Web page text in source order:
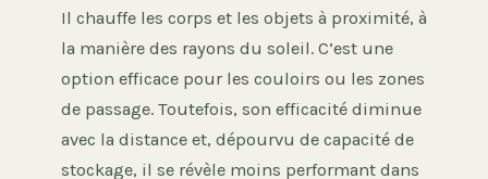
Il chauffe les corps et les objets à proximité, à
la manière des rayons du soleil. C’est une
option efficace pour les couloirs ou les zones
de passage. Toutefois, son efficacité diminue
avec la distance et, dépourvu de capacité de
stockage, il se révèle moins performant dans